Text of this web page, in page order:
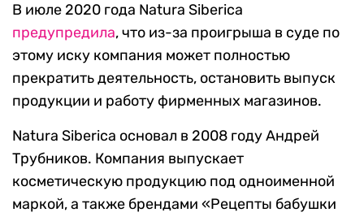
В июле 2020 года Natura Siberica
предупредила, что из-за проигрыша в суде по
этому иску компания может полностью
прекратить деятельность, остановить выпуск
продукции и работу фирменных магазинов.
Natura Siberica основал в 2008 году Андрей
Трубников. Компания выпускает
косметическую продукцию под одноименной
маркой, а также брендами «Рецепты бабушки